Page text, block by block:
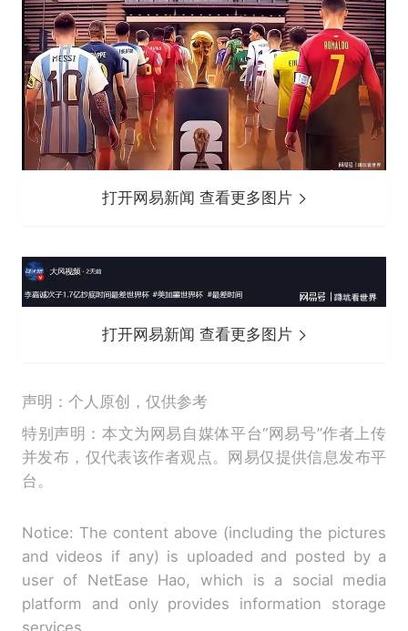
打开网易新闻 查看更多图片
打开网易新闻 查看更多图片
声明：个人原创，仅供参考
特别声明：本文为网易自媒体平台“网易号”作者上传
并发布，仅代表该作者观点。网易仅提供信息发布平
台。
Notice: The content above (including the pictures
and videos if any) is uploaded and posted by a
user of NetEase Hao, which is a social media
platform and only provides information storage
services.